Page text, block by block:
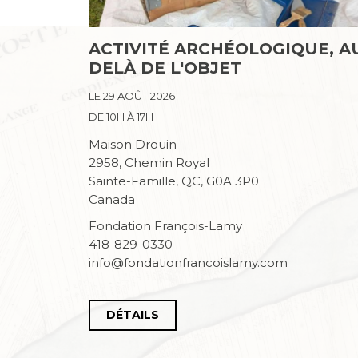
ACTIVITÉ ARCHÉOLOGIQUE,
DELÀ DE L'OBJET
LE 29 AOÛT 2026
DE 10H À 17H
Maison Drouin
2958, Chemin Royal
Sainte-Famille, QC, G0A 3P0
Canada
Fondation François-Lamy
418-829-0330
info@fondationfrancoislamy.com
DÉTAILS